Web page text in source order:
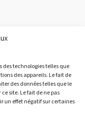
des technologies telles que
des appareils. Le fait de
des données telles que le
site. Le fait de ne pas
un effet négatif sur certaines